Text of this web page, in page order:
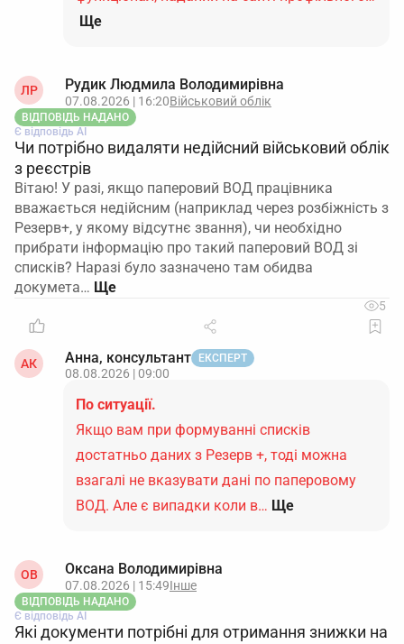
Ще
ЛР Рудик Людмила Володимирівна
07.08.2026 | 16:20Військовий облік
ВІДПОВІДЬ НАДАНО
Є відповідь АІ
Чи потрібно видаляти недійсний військовий облік
з реєстрів
Вітаю! У разі, якщо паперовий ВОД працівника
вважається недійсним (наприклад через розбіжність з
Резерв+, у якому відсутнє звання), чи необхідно
прибрати інформацію про такий паперовий ВОД зі
списків? Наразі було зазначено там обидва
докумета…
5
АК Анна, консультант ЕКСПЕРТ
08.08.2026 | 09:00
По ситуації.
Якщо вам при формуванні списків
достатньо даних з Резерв +, тоді можна
взагалі не вказувати дані по паперовому
ВОД. Але є випадки коли в… Ще
ОВ Оксана Володимирівна
07.08.2026 | 15:49Інше
ВІДПОВІДЬ НАДАНО
Є відповідь АІ
Які документи потрібні для отримання знижки на